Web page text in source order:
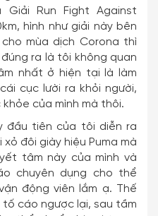
Giải Run Fight Against
hình như giải này bên
mùa dịch Corona thì
ra là tôi không quan
nhất ở hiện tại là làm
cục lười ra khỏi người,
của mình mà thôi.
đầu tiên của tôi diễn ra
đôi giày hiệu Puma mà
tâm này của mình và
chuyên dụng cho thể
động viên lắm ạ. Thế
cáo ngược lại, sau tầm